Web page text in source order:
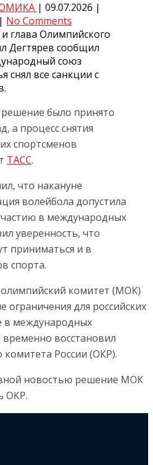
| 09.07.2026 |
| No Comments
глава Олимпийского
Дегтярев сообщил
союз
снял все санкции с
было принято
а процесс снятия
спортсменов
ТАСС.
что накануне
волейбола допустила
в международных
уверенность, что
приниматься и в
спорта.
комитет (МОК)
ограничения для российских
в международных
восстановил
России (ОКР).
новостью решение МОК
ОКР.